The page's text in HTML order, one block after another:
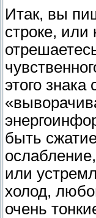
Итак, вы
строке, или
этого
быть
или
холод,
очень